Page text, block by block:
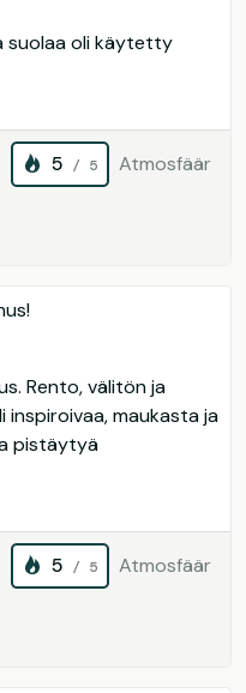
suolaa oli käytetty
5 / 5 Atmosfäär
Rento, välitön ja
inspiroivaa, maukasta ja
pistäytyä
5 / 5 Atmosfäär